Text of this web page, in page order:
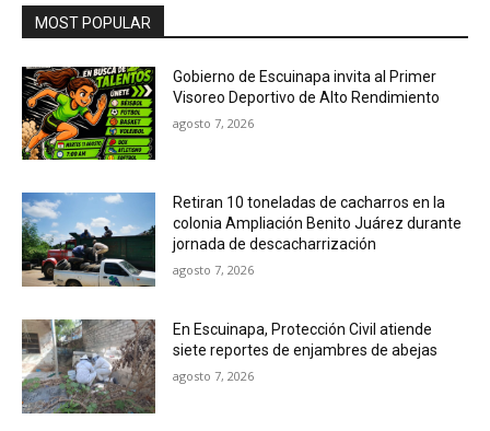
MOST POPULAR
Gobierno de Escuinapa invita al Primer
Visoreo Deportivo de Alto Rendimiento
agosto 7, 2026
Retiran 10 toneladas de cacharros en la
colonia Ampliación Benito Juárez durante
jornada de descacharrización
agosto 7, 2026
En Escuinapa, Protección Civil atiende
siete reportes de enjambres de abejas
agosto 7, 2026